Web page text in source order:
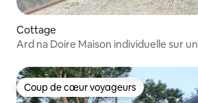
Cottage
Ard na Doire Maison individuelle sur
Coup de cœur voyageurs
Coup de cœur voyageurs